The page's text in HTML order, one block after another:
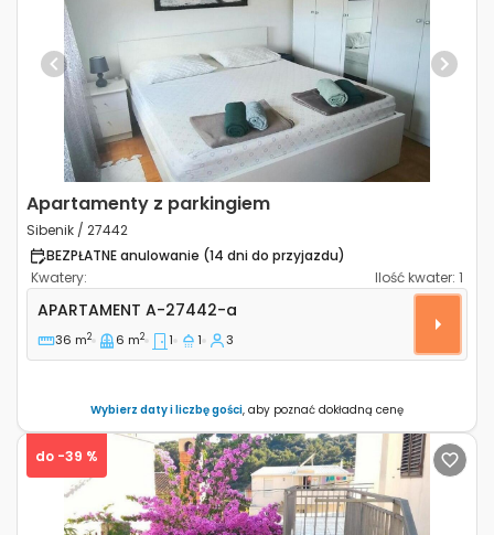
Previous Next
Apartamenty z parkingiem
Sibenik / 27442
BEZPŁATNE anulowanie (14 dni do przyjazdu)
Kwatery:
Ilość kwater: 1
Jednopokojowy apartament Sibenik A-27442-a
APARTAMENT A-27442-a
36 m2 6 m2 1 1 3
Wybierz daty i liczbę gości, aby poznać dokładną cenę
do -39 %